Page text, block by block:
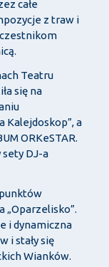
całe
z traw i
Teatru
się na
Kalejdoskop”, a
ORKeSTAR.
sety DJ-a
„Oparzelisko”.
i dynamiczna
i stały się
Wianków.